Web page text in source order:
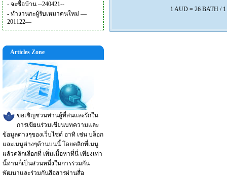
- จะซื้อบ้าน --240421--
- ทำงานกะผู้รับเหมาคนใหม่ —
201122—
Articles Zone
ขอเชิญชวนท่านผู้ที่สนและรักใน
การเขียนร่วมเขียนบทความและ
ข้อมูลต่างๆของเว็บไซต์ อาทิ เช่น บล็อก
และเมนูต่างๆด้านบนนี้ โดยคลิกที่เมนู
แล้วคลิกเลือกที่ เพิ่มเนื้อหาที่นี่ เพียงเท่า
นี้ท่านก็เป็นส่วนหนึ่งในการร่วมกัน
พัฒนาและร่วมกันสื่อสารผ่านสื่อ
1 AUD = 26 BATH /